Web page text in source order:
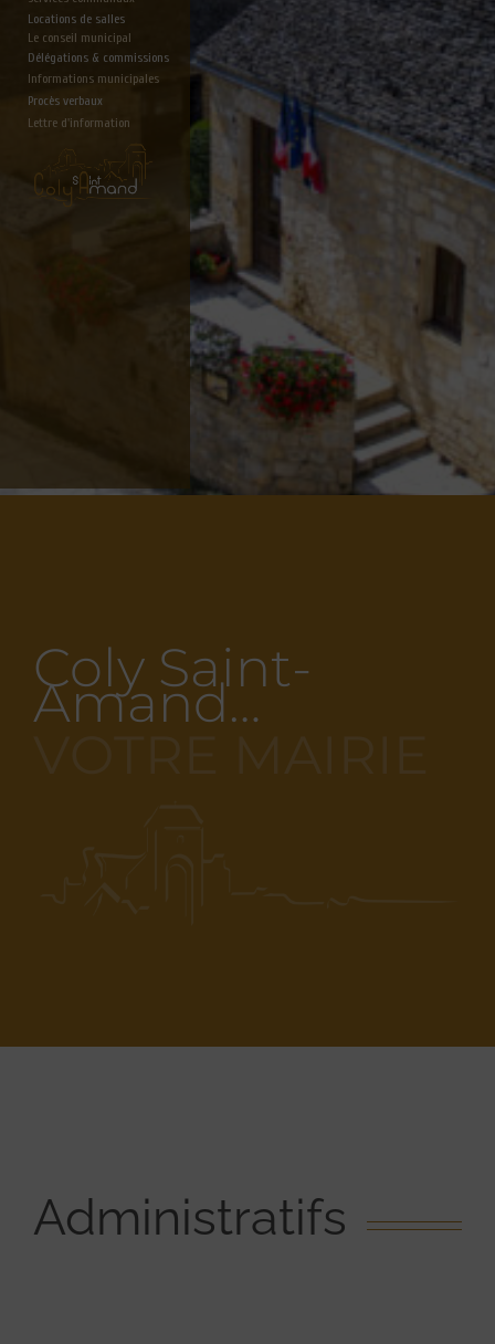
Locations de salles
Le conseil municipal
Délégations & commissions
Informations municipales
Lettre d'information
Procès verbaux
Coly Saint-
Amand…
Administratifs